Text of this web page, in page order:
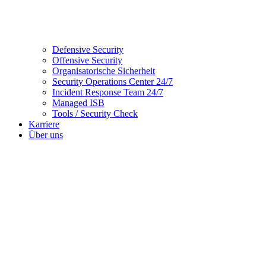
Defensive Security
Offensive Security
Organisatorische Sicherheit
Security Operations Center 24/7
Incident Response Team 24/7
Managed ISB
Tools / Security Check
Karriere
Über uns